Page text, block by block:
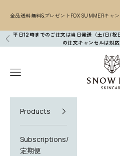
全品送料無料&プレゼントFOX SUMMERキャ
前へ
平日12時までのご注文は当日発送（土/日/
の注文キャンセルは対
SNOW
メニューを開く
Products
Subscriptions/
定期便